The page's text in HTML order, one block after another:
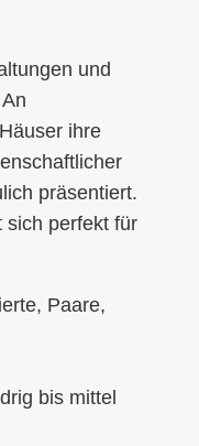
und
ihre
präsentiert.
sich perfekt für
Paare,
bis mittel